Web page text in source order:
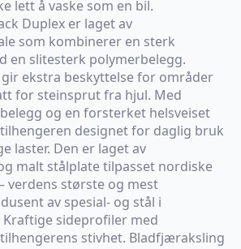
lett å vaske som en bil.
Duplex er laget av
som kombinerer en sterk
en slitesterk polymerbelegg.
ekstra beskyttelse for områder
for steinsprut fra hjul. Med
og en forsterket helsveiset
designet for daglig bruk
laster. Den er laget av
malt stålplate tilpasset nordiske
verdens største og mest
av spesial- og stål i
sideprofiler med
stivhet. Bladfjæraksling